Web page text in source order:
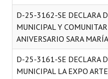
D-25-3162-SE DECLARA
MUNICIPAL Y
ANIVERSARIO SARA
D-25-3161-SE DECLARA
MUNICIPAL LA EXPO